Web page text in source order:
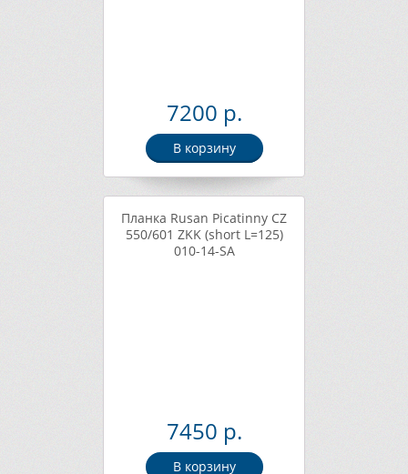
7200 р.
В корзину
Планка Rusan Picatinny CZ
550/601 ZKK (short L=125)
010-14-SA
7450 р.
В корзину